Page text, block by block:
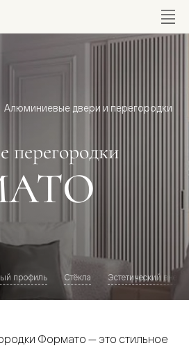
Алюминиевые двери и перегородки
профиль Стёкла Эстетический
Формато — это стильное